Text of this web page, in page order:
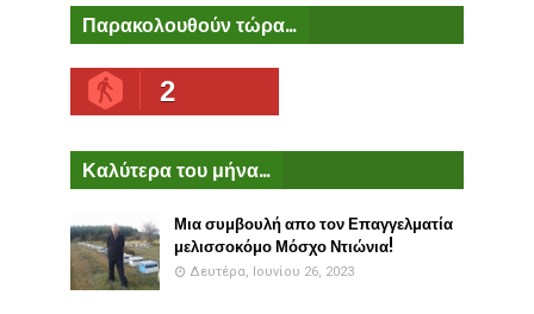
Παρακολουθούν τώρα...
2
Καλύτερα του μήνα...
Μια συμβουλή απο τον Επαγγελματία
μελισσοκόμο Μόσχο Ντιώνια!
Δευτέρα, Ιουνίου 26, 2023